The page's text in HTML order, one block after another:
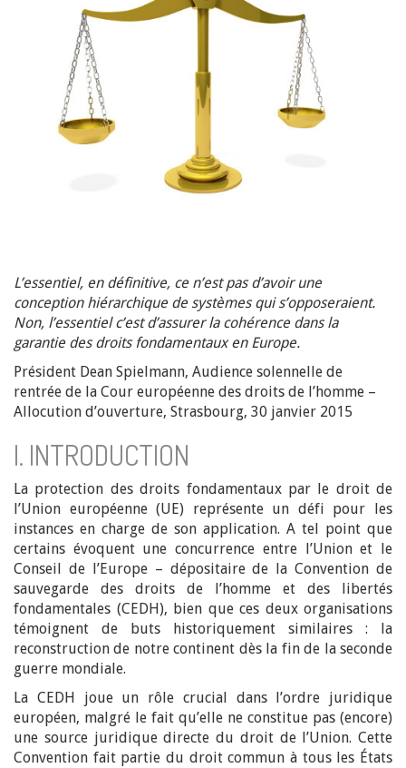
L’essentiel, en définitive, ce n’est pas d’avoir une
conception hiérarchique de systèmes qui s’opposeraient.
Non, l’essentiel c’est d’assurer la cohérence dans la
garantie des droits fondamentaux en Europe.
Président Dean Spielmann, Audience solennelle de
rentrée de la Cour européenne des droits de l’homme –
Allocution d’ouverture, Strasbourg, 30 janvier 2015
I. INTRODUCTION
La protection des droits fondamentaux par le droit de
l’Union européenne (UE) représente un défi pour les
instances en charge de son application. A tel point que
certains évoquent une concurrence entre l’Union et le
Conseil de l’Europe – dépositaire de la Convention de
sauvegarde des droits de l’homme et des libertés
fondamentales (CEDH), bien que ces deux organisations
témoignent de buts historiquement similaires : la
reconstruction de notre continent dès la fin de la seconde
guerre mondiale.
La CEDH joue un rôle crucial dans l’ordre juridique
européen, malgré le fait qu’elle ne constitue pas (encore)
une source juridique directe du droit de l’Union. Cette
Convention fait partie du droit commun à tous les États